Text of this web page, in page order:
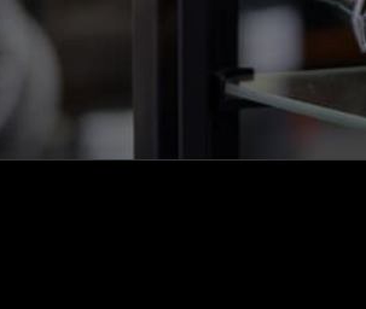
ΔΕΥ-ΠΑΡ 8:30-17:30